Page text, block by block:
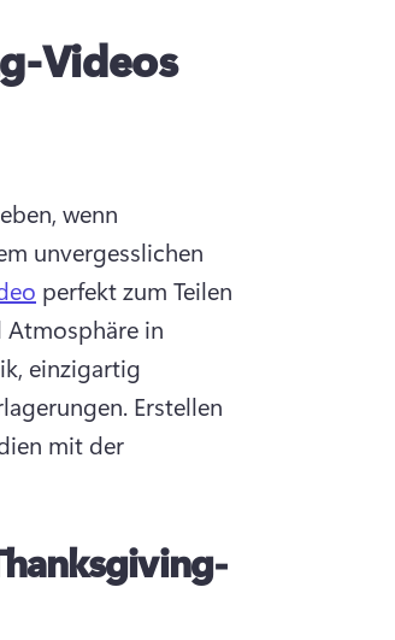
Videos
wenn
unvergesslichen
perfekt zum Teilen
Atmosphäre in
einzigartig
Erstellen
mit der